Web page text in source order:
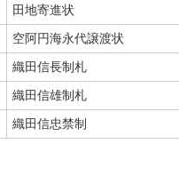
田地寄進状
空阿円海永代譲渡状
織田信長制札
織田信雄制札
織田信忠禁制